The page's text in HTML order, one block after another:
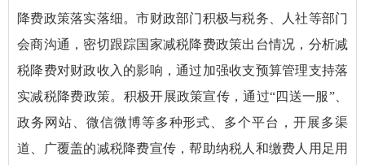
降费政策落实落细。市财政部门积极与税务、人社等部门
会商沟通，密切跟踪国家减税降费政策出台情况，分析减
税降费对财政收入的影响，通过加强收支预算管理支持落
实减税降费政策。积极开展政策宣传，通过“四送一服”、
政务网站、微信微博等多种形式、多个平台，开展多渠
道、广覆盖的减税降费宣传，帮助纳税人和缴费人用足用